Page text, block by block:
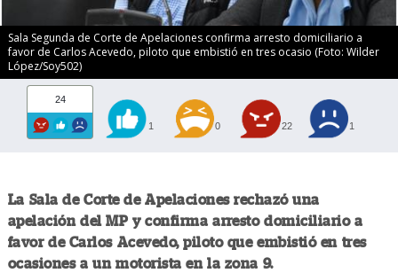
Sala Segunda de Corte de Apelaciones confirma arresto domiciliario a
favor de Carlos Acevedo, piloto que embistió en tres ocasio (Foto: Wilder
López/Soy502)
24
1 0 22 1
La Sala de Corte de Apelaciones rechazó una
apelación del MP y confirma arresto domiciliario a
favor de Carlos Acevedo, piloto que embistió en tres
ocasiones a un motorista en la zona 9.